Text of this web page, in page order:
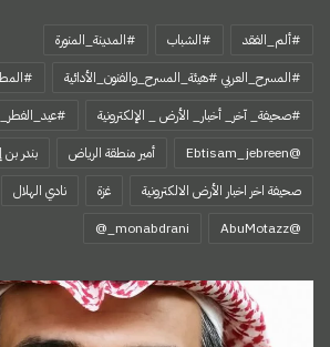
#ألم_الفقد #الشباب
#المدينة_المنورة
#المسرح_العربي #هيئة_المسرح_والفنون_الأدائية
#صحيفة_ آخر_ أخبار_ الأرض _ الإلكترونية
@Ebtisam_jebreen
أمير منطقة الرياض
بندر
صحيفة اخر اخبار الأرض الالكترونية
غزة نادي الهلال
‏@AbuMotazz